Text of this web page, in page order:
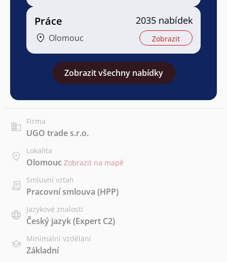
Práce
Olomouc
2035 nabídek
Zobrazit
Zobrazit všechny nabídky
Firma
UGO trade s.r.o.
Lokalita
Olomouc Zobrazit na mapě
Smluvní vztah
Pracovní smlouva (HPP)
Jazykové znalosti
Český jazyk(Expert C2)
Minimální vzdělání
Základní